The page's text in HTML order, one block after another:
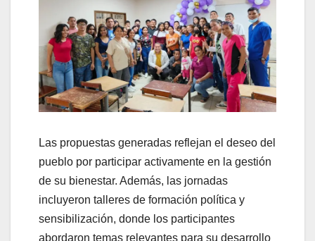
Las propuestas generadas reflejan el deseo del
pueblo por participar activamente en la gestión
de su bienestar. Además, las jornadas
incluyeron talleres de formación política y
sensibilización, donde los participantes
abordaron temas relevantes para su desarrollo